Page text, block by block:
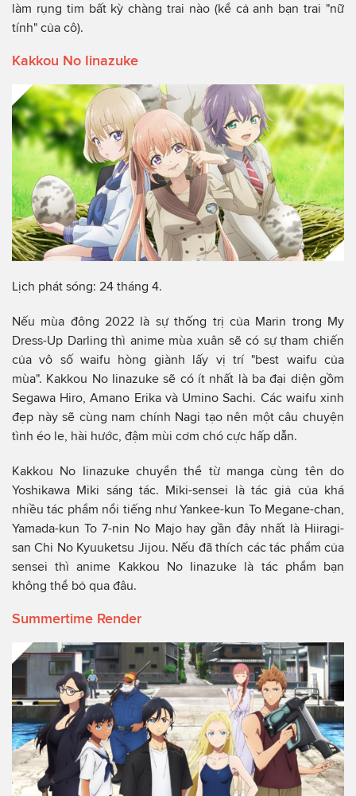
làm rụng tim bất kỳ chàng trai nào (kể cả anh bạn trai "nữ
tính" của cô).
Kakkou No Iinazuke
Lịch phát sóng: 24 tháng 4.
Nếu mùa đông 2022 là sự thống trị của Marin trong My
Dress-Up Darling thì anime mùa xuân sẽ có sự tham chiến
của vô số waifu hòng giành lấy vị trí "best waifu của
mùa". Kakkou No Iinazuke sẽ có ít nhất là ba đại diện gồm
Segawa Hiro, Amano Erika và Umino Sachi. Các waifu xinh
đẹp này sẽ cùng nam chính Nagi tạo nên một câu chuyện
tình éo le, hài hước, đậm mùi cơm chó cực hấp dẫn.
Kakkou No Iinazuke chuyển thể từ manga cùng tên do
Yoshikawa Miki sáng tác. Miki-sensei là tác giả của khá
nhiều tác phẩm nổi tiếng như Yankee-kun To Megane-chan,
Yamada-kun To 7-nin No Majo hay gần đây nhất là Hiiragi-
san Chi No Kyuuketsu Jijou. Nếu đã thích các tác phẩm của
sensei thì anime Kakkou No Iinazuke là tác phẩm bạn
không thể bỏ qua đâu.
Summertime Render